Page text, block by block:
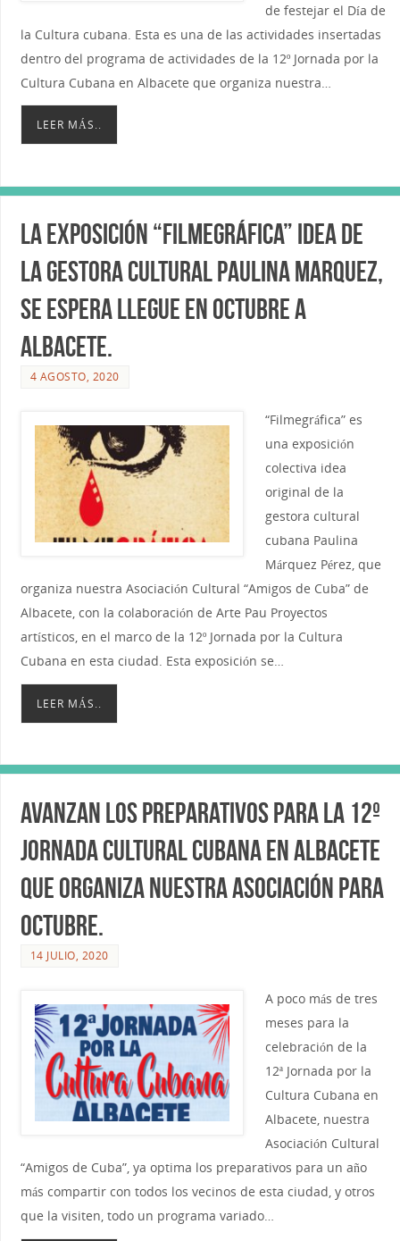
de festejar el Día de
la Cultura cubana. Esta es una de las actividades insertadas
dentro del programa de actividades de la 12º Jornada por la
Cultura Cubana en Albacete que organiza nuestra…
LEER MÁS..
La exposición “Filmegráfica” idea de
la gestora cultural Paulina Marquez,
se espera llegue en Octubre a
Albacete.
4 AGOSTO, 2020
“Filmegráfica” es
una exposición
colectiva idea
original de la
gestora cultural
cubana Paulina
Márquez Pérez, que
organiza nuestra Asociación Cultural “Amigos de Cuba” de
Albacete, con la colaboración de Arte Pau Proyectos
artísticos, en el marco de la 12º Jornada por la Cultura
Cubana en esta ciudad. Esta exposición se…
LEER MÁS..
Avanzan los preparativos para la 12º
Jornada Cultural Cubana en Albacete
que organiza nuestra Asociación para
Octubre.
14 JULIO, 2020
A poco más de tres
meses para la
celebración de la
12ª Jornada por la
Cultura Cubana en
Albacete, nuestra
Asociación Cultural
“Amigos de Cuba”, ya optima los preparativos para un año
más compartir con todos los vecinos de esta ciudad, y otros
que la visiten, todo un programa variado…